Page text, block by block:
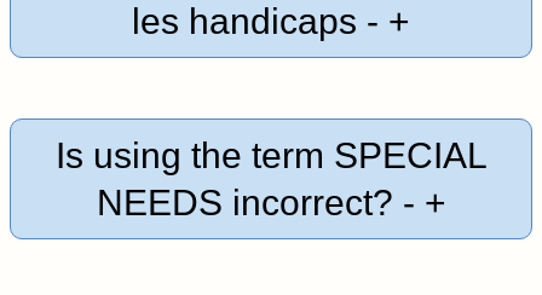
les handicaps - +
Is using the term SPECIAL
NEEDS incorrect? - +